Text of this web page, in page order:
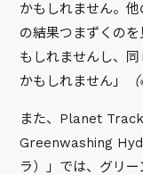
かもしれません。
の結果つまずくの
もしれませんし、
かもしれません」
また、Planet
Greenwashing
ラ）」では、グリ